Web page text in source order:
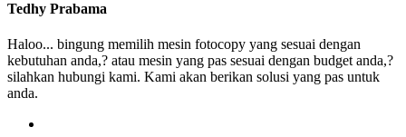
Tedhy Prabama
Haloo... bingung memilih mesin fotocopy yang sesuai dengan
kebutuhan anda,? atau mesin yang pas sesuai dengan budget anda,?
silahkan hubungi kami. Kami akan berikan solusi yang pas untuk
anda.